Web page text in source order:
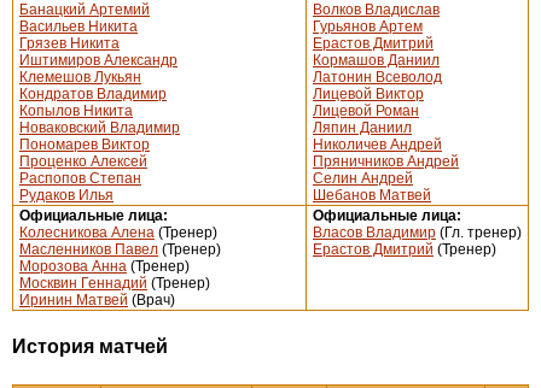
Банацкий Артемий
Васильев Никита
Грязев Никита
Иштимиров Александр
Клемешов Лукьян
Кондратов Владимир
Копылов Никита
Новаковский Владимир
Пономарев Виктор
Проценко Алексей
Распопов Степан
Рудаков Илья
Волков Владислав
Гурьянов Артем
Ерастов Дмитрий
Кормашов Даниил
Латонин Всеволод
Лицевой Виктор
Лицевой Роман
Ляпин Даниил
Николичев Андрей
Пряничников Андрей
Селин Андрей
Шебанов Матвей
Официальные лица:
Колесникова Алена (Тренер)
Масленников Павел (Тренер)
Морозова Анна (Тренер)
Москвин Геннадий (Тренер)
Иринин Матвей (Врач)
Официальные лица:
Власов Владимир (Гл. тренер)
Ерастов Дмитрий (Тренер)
История матчей